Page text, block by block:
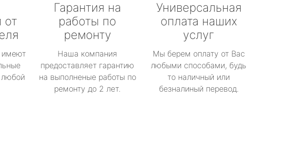
от
имеют
Гарантия на
работы по
ремонту
Наша компания
предоставляет гарантию
на выполненые работы по
ремонту до 2 лет.
Универсальная
оплата наших
услуг
Мы берем оплату от Вас
любыми способами, будь
то наличный или
безналиный перевод.